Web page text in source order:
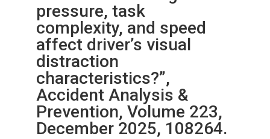
pressure, task
complexity, and speed
affect driver’s visual
distraction
characteristics?”,
Accident Analysis &
Prevention, Volume 223,
December 2025, 108264.